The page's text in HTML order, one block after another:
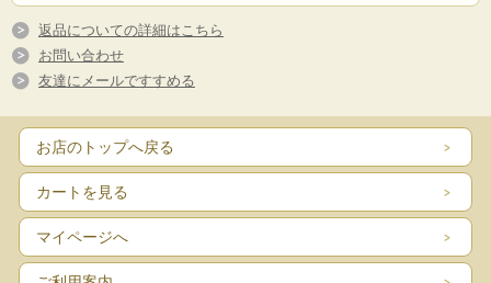
ビニール板
返品についての詳細はこちら
お問い合わせ
友達にメールですすめる
お店のトップへ戻る
カートを見る
マイページへ